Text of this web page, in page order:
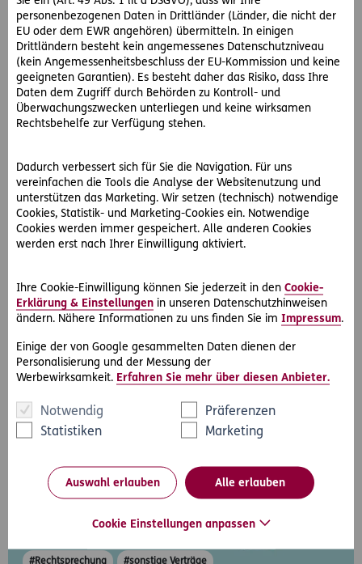
personenbezogenen Daten in Drittländer (Länder, die nicht der
EU oder dem EWR angehören) übermitteln. In einigen
Drittländern besteht kein angemessenes Datenschutzniveau
(kein Angemessenheitsbeschluss der EU-Kommission und keine
geeigneten Garantien). Es besteht daher das Risiko, dass Ihre
Daten dem Zugriff durch Behörden zu Kontroll- und
Überwachungszwecken unterliegen und keine wirksamen
Rechtsbehelfe zur Verfügung stehen.
Dadurch verbessert sich für Sie die Navigation. Für uns
vereinfachen die Tools die Analyse der Websitenutzung und
unterstützen das Marketing. Wir setzen (technisch) notwendige
Cookies, Statistik- und Marketing-Cookies ein. Notwendige
Cookies werden immer gespeichert. Alle anderen Cookies
werden erst nach Ihrer Einwilligung aktiviert.
Ihre Cookie-Einwilligung können Sie jederzeit in den Cookie-
Erklärung & Einstellungen in unseren Datenschutzhinweisen
ändern. Nähere Informationen zu uns finden Sie im Impressum.
Einige der von Google gesammelten Daten dienen der
Personalisierung und der Messung der
Werbewirksamkeit. Erfahren Sie mehr über diesen Anbieter.
Notwendig
Präferenzen
Statistiken
Marketing
Auswahl erlauben Alle erlauben
Cookie Einstellungen anpassen
#Rechtsfälle #sonstige Verträge
2018-02-25
Firma zahlt Rechnung nicht für
Fall der Woche KW 8/2018 - Roman H. legt seinem
Auftraggeber eine Rechnung für geleistete Montagearbeiten
vor. Dieser will nicht zahlen. So hilft ihm…
#Rechtsprechung #sonstige Verträge